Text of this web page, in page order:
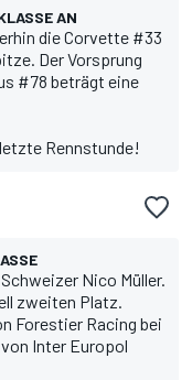
AN
die Corvette #33
Der Vorsprung
#78 beträgt eine
Rennstunde!
Nico Müller.
zweiten Platz.
Forestier Racing bei
Inter Europol